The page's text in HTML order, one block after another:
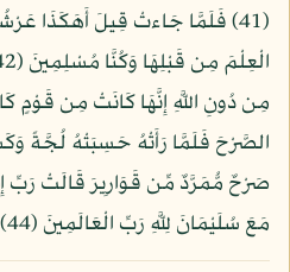
(41) فَلَمَّا جَاءتْ قِيلَ أَهَكَذَا
الصَّرْحَ فَلَمَّا رَأَتْهُ حَسِبَتْهُ لُجَّةً
صَرْحٌ مُّمَرَّدٌ مِّن قَوَارِيرَ قَالَتْ
مَعَ سُلَيْمَانَ لِلَّهِ رَبِّ الْعَالَمِينَ (44)